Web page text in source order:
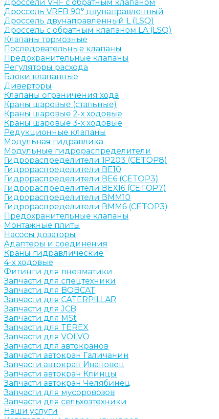
Дроссели VRF с обратным клапаном
Дроссель VRFB 90° двунаправленный
Дроссель двунаправленный L (LSQ)
Дроссель с обратным клапаном LA (LSQ)
Клапаны тормозные
Последовательные клапаны
Предохранительные клапаны
Регуляторы расхода
Блоки клапанные
Диверторы
Клапаны ограничения хода
Краны шаровые (стальные)
Краны шаровые 2-х ходовые
Краны шаровые 3-х ходовые
Редукционные клапаны
Модульная гидравлика
Модульные гидрораспределители
Гидрораспределители 1Р203 (CETOP8)
Гидрораспределители ВЕ10
Гидрораспределители ВЕ6 (CETOP3)
Гидрораспределители ВЕХ16 (CETOP7)
Гидрораспределители ВММ10
Гидрораспределители ВММ6 (CETOP3)
Предохранительные клапаны
Монтажные плиты
Насосы дозаторы
Адаптеры и соединения
Краны гидравлические
4-х ходовые
Фитинги для пневматики
Запчасти для спецтехники
Запчасти для BOBCAT
Запчасти для CATERPILLAR
Запчасти для JCB
Запчасти для MSt
Запчасти для TEREX
Запчасти для VOLVO
Запчасти для автокранов
Запчасти автокран Галичанин
Запчасти автокран Ивановец
Запчасти автокран Клинцы
Запчасти автокран Челябинец
Запчасти для мусоровозов
Запчасти для сельхозтехники
Наши услуги